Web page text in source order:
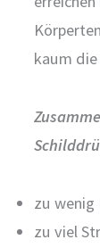
kaum
zu wenig
zu viel